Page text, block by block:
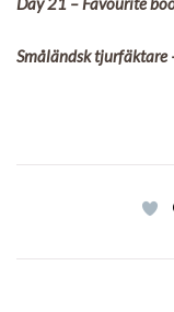
Småländsk tjurfäktare